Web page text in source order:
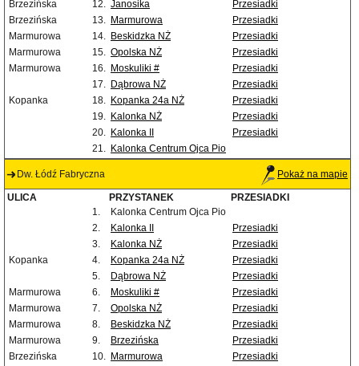
Brzezińska
12. Janosika
Przesiadki
Brzezińska
13. Marmurowa
Przesiadki
Marmurowa
14. Beskidzka NŻ
Przesiadki
Marmurowa
15. Opolska NŻ
Przesiadki
Marmurowa
16. Moskuliki #
Przesiadki
17. Dąbrowa NŻ
Przesiadki
Kopanka
18. Kopanka 24a NŻ
Przesiadki
19. Kalonka NŻ
Przesiadki
20. Kalonka II
Przesiadki
21. Kalonka Centrum Ojca Pio
Dw. Łódź Fabryczna Pokaż na mapie
ULICA PRZYSTANEK
PRZESIADKI
1.
Kalonka Centrum Ojca Pio
2.
Kalonka II
Przesiadki
3.
Kalonka NŻ
Przesiadki
Kopanka
4. Kopanka 24a NŻ
Przesiadki
5.
Dąbrowa NŻ
Przesiadki
Marmurowa
6. Moskuliki #
Przesiadki
Marmurowa
7. Opolska NŻ
Przesiadki
Marmurowa
8. Beskidzka NŻ
Przesiadki
Marmurowa
9. Brzezińska
Przesiadki
Brzezińska
10. Marmurowa Przesiadki